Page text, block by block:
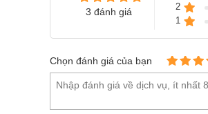
3 đánh giá
2
1
Chọn đánh giá của bạn